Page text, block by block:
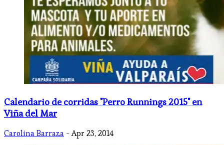
Calendario de corridas "Perro Runnings 2015" en
Viña del Mar
Carolina Barraza - Apr 23, 2014